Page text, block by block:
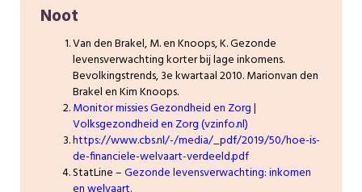
Noot
Van den Brakel, M. en Knoops, K. Gezonde
levensverwachting korter bij lage inkomens.
Bevolkingstrends, 3e kwartaal 2010. Marionvan den
Brakel en Kim Knoops.
Monitor missies Gezondheid en Zorg |
Volksgezondheid en Zorg (vzinfo.nl)
https://www.cbs.nl/-/media/_pdf/2019/50/hoe-is-
de-financiele-welvaart-verdeeld.pdf
StatLine –Gezonde levensverwachting: inkomen